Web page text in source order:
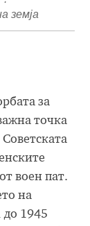
земја
за
точка
воен пат.
на
до 1945